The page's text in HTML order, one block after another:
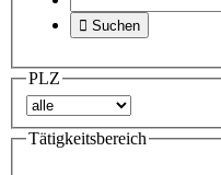
 Suchen
PLZ
Tätigkeitsbereich